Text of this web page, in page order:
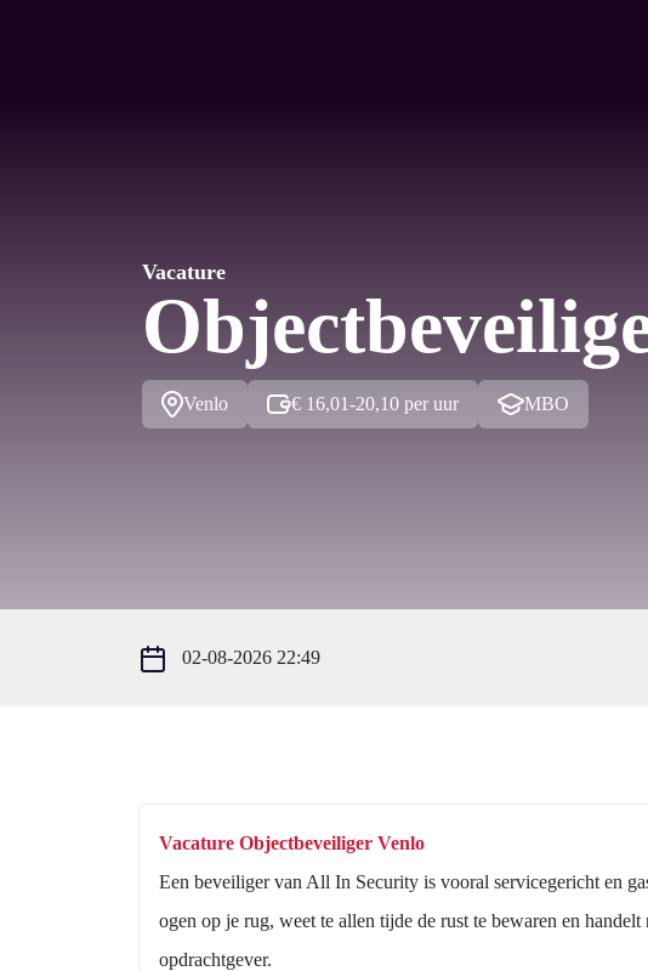
Vacature
Venlo € 16,01-20,10 per uur MBO
02-08-2026 22:49
Vacature Objectbeveiliger Venlo
Een beveiliger van All In Security is vooral servicegericht en
ogen op je rug, weet te allen tijde de rust te bewaren en
opdrachtgever.